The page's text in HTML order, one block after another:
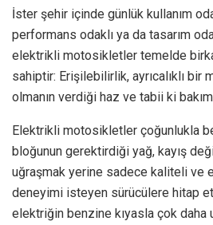
İster şehir içinde günlük kullanım
performans odaklı ya da tasarım
elektrikli motosikletler temelde
sahiptir: Erişilebilirlik, ayrıcalıklı bir
olmanın verdiği haz ve tabii ki bakım
Elektrikli motosikletler çoğunlukla
bloğunun gerektirdiği yağ, kayış
uğraşmak yerine sadece kaliteli ve
deneyimi isteyen sürücülere hitap
elektriğin benzine kıyasla çok daha